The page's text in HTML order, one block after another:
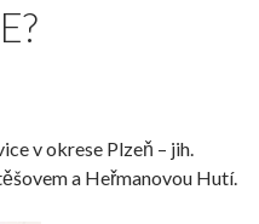
v okrese Plzeň – jih.
a Heřmanovou Hutí.